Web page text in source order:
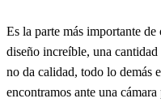
Es la parte más importante
diseño increíble, una
no da calidad, todo lo demás
encontramos ante una cámara